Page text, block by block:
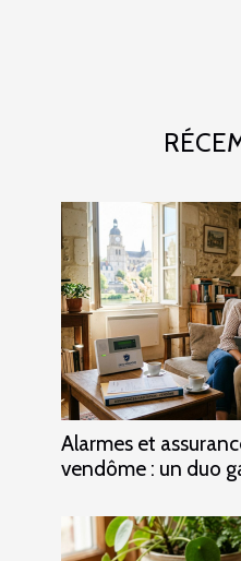
Alarmes et
vendôme : un duo